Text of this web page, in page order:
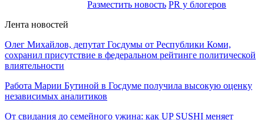
Разместить новость PR у блогеров
Лента новостей
Олег Михайлов, депутат Госдумы от Республики Коми,
сохранил присутствие в федеральном рейтинге политической
влиятельности
Работа Марии Бутиной в Госдуме получила высокую оценку
независимых аналитиков
От свидания до семейного ужина: как UP SUSHI меняет